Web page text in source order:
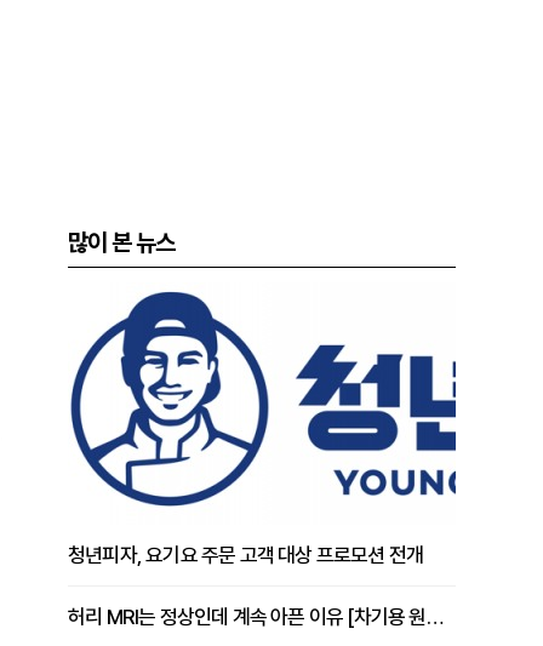
많이 본 뉴스
청년피자, 요기요 주문 고객 대상 프로모션 전개
허리 MRI는 정상인데 계속 아픈 이유 [차기용 원장 칼럼]